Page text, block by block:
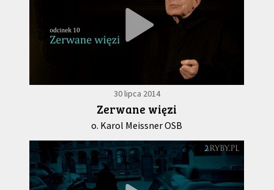
30 lipca 2014
Zerwane więzi
o. Karol Meissner OSB